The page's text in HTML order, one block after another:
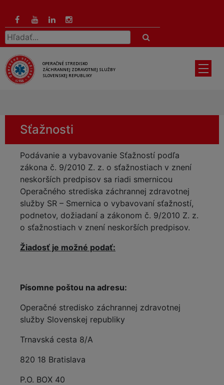
hlavný
obsah
Hľadať:
OPERAČNÉ STREDISKO
ZÁCHRANNEJ ZDRAVOTNEJ SLUŽBY
SLOVENSKEJ REPUBLIKY
Sťažnosti
Podávanie a vybavovanie Sťažností podľa
zákona č. 9/2010 Z. z. o sťažnostiach v znení
neskorších predpisov sa riadi smernicou
Operačného strediska záchrannej zdravotnej
služby SR – Smernica o vybavovaní sťažností,
podnetov, dožiadaní a zákonom č. 9/2010 Z. z.
o sťažnostiach v znení neskorších predpisov.
Žiadosť je možné podať:
Písomne poštou na adresu:
Operačné stredisko záchrannej zdravotnej
služby Slovenskej republiky
Trnavská cesta 8/A
820 18 Bratislava
P.O. BOX 40